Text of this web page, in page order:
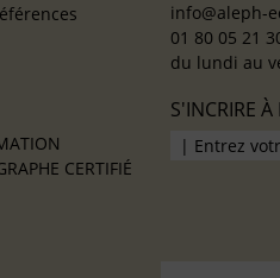
CERTIFIÉ
info@aleph-
01 80 05 21
du lundi au
S'INCRIRE À